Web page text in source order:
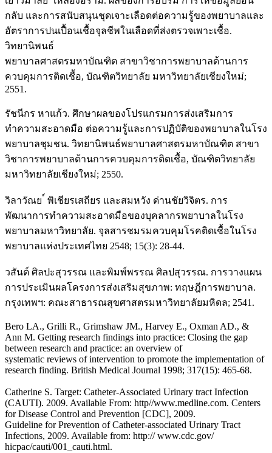
กลับ และการสนับสนุนชุดเจาะเลือดต่อความรู้ของพยาบาลและ
อัตราการปนเปื้อนเชื้อจุลชีพในเลือดที่ส่งตรวจเพาะเชื้อ.
วิทยานิพนธ์
พยาบาลศาสตรมหาบัณฑิต สาขาวิชาการพยาบาลด้านการ
ควบคุมการติดเชื้อ, บัณฑิตวิทยาลัย มหาวิทยาลัยเชียงใหม่;
2551.
รัชนีกร หาแก้ว. ศึกษาผลของโปรแกรมการส่งเสริมการ
ทำความสะอาดมือ ต่อความรู้และการปฏิบัติของพยาบาลในโรง
พยาบาลชุมชน. วิทยานิพนธ์พยาบาลศาสตรมหาบัณฑิต สาขา
วิชาการพยาบาลด้านการควบคุมการติดเชื้อ, บัณฑิตวิทยาลัย
มหาวิทยาลัยเชียงใหม่; 2550.
วิลาวัณย ์ พิเชียรเสถียร และสมหวัง ด่านชัยวิจิตร. การ
พัฒนาการทำความสะอาดมือของบุคลากรพยาบาลในโรง
พยาบาลมหาวิทยาลัย. จุลสารชมรมควบคุมโรคติดเชื้อในโรง
พยาบาลแห่งประเทศไทย 2548; 15(3): 28-44.
วสันต์ ศิลปะสุวรรณ และพิมพ์พรรณ ศิลปสุวรรณ. การวางแผน
การประเมินผลโครงการส่งเสริมสุขภาพ: ทฤษฎีการพยาบาล.
กรุงเทพฯ: คณะสาธารณสุขศาสตรมหาวิทยาลัยมหิดล; 2541.
Bero LA., Grilli R., Grimshaw JM., Harvey E., Oxman AD., &
Ann M. Getting research findings into practice: Closing the gap
between research and practice: an overview of
systematic reviews of intervention to promote the implementation of
research finding. British Medical Journal 1998; 317(15): 465-68.
Catherine S. Target: Catheter-Associated Urinary tract Infection
(CAUTI). 2009. Available From: http//www.medline.com. Centers
for Disease Control and Prevention [CDC], 2009.
Guideline for Prevention of Catheter-associated Urinary Tract
Infections, 2009. Available from: http:// www.cdc.gov/
hicpac/cauti/001_cauti.html.